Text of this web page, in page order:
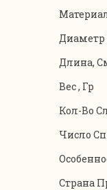
Диаметр
Длина,
Вес , Гр
Кол-Во
Число
Страна